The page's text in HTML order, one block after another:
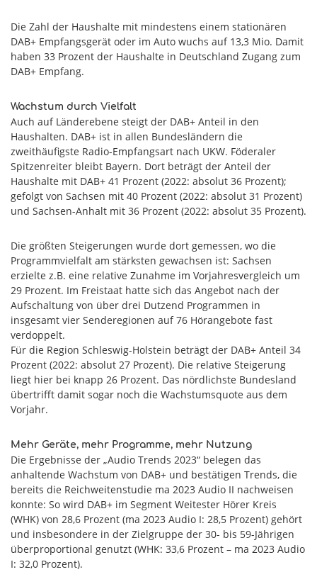
Die Zahl der Haushalte mit mindestens einem stationären
DAB+ Empfangsgerät oder im Auto wuchs auf 13,3 Mio. Damit
haben 33 Prozent der Haushalte in Deutschland Zugang zum
DAB+ Empfang.
Wachstum durch Vielfalt
Auch auf Länderebene steigt der DAB+ Anteil in den
Haushalten. DAB+ ist in allen Bundesländern die
zweithäufigste Radio-Empfangsart nach UKW. Föderaler
Spitzenreiter bleibt Bayern. Dort beträgt der Anteil der
Haushalte mit DAB+ 41 Prozent (2022: absolut 36 Prozent);
gefolgt von Sachsen mit 40 Prozent (2022: absolut 31 Prozent)
und Sachsen-Anhalt mit 36 Prozent (2022: absolut 35 Prozent).
Die größten Steigerungen wurde dort gemessen, wo die
Programmvielfalt am stärksten gewachsen ist: Sachsen
erzielte z.B. eine relative Zunahme im Vorjahresvergleich um
29 Prozent. Im Freistaat hatte sich das Angebot nach der
Aufschaltung von über drei Dutzend Programmen in
insgesamt vier Senderegionen auf 76 Hörangebote fast
verdoppelt.
Für die Region Schleswig-Holstein beträgt der DAB+ Anteil 34
Prozent (2022: absolut 27 Prozent). Die relative Steigerung
liegt hier bei knapp 26 Prozent. Das nördlichste Bundesland
übertrifft damit sogar noch die Wachstumsquote aus dem
Vorjahr.
Mehr Geräte, mehr Programme, mehr Nutzung
Die Ergebnisse der „Audio Trends 2023“ belegen das
anhaltende Wachstum von DAB+ und bestätigen Trends, die
bereits die Reichweitenstudie ma 2023 Audio II nachweisen
konnte: So wird DAB+ im Segment Weitester Hörer Kreis
(WHK) von 28,6 Prozent (ma 2023 Audio I: 28,5 Prozent) gehört
und insbesondere in der Zielgruppe der 30- bis 59-Jährigen
überproportional genutzt (WHK: 33,6 Prozent – ma 2023 Audio
I: 32,0 Prozent).